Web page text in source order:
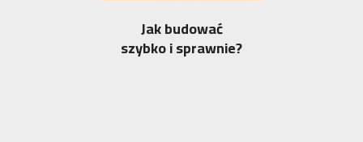
Jak budować
szybko i sprawnie?